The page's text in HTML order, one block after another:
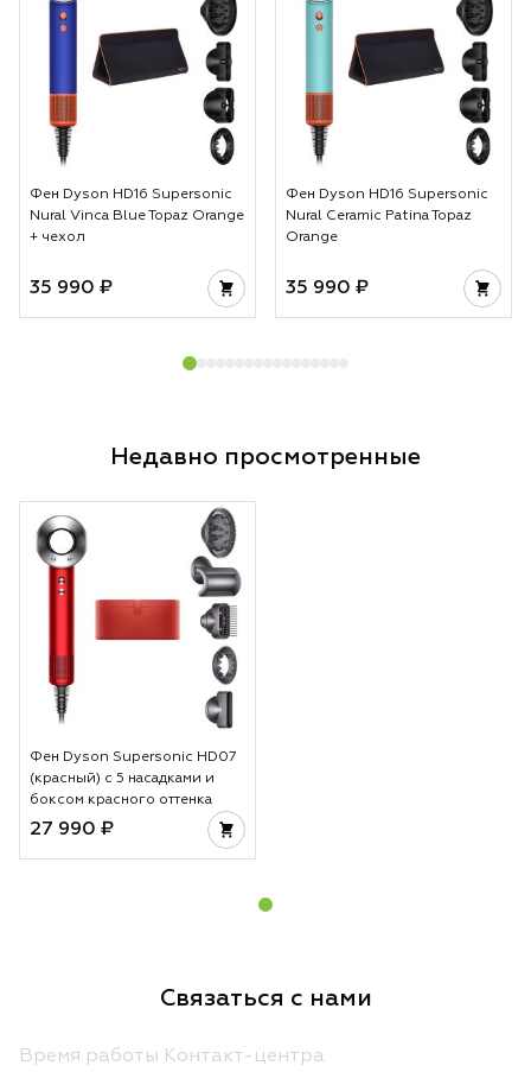
Фен Dyson HD16 Supersonic
Nural Vinca Blue Topaz Orange
+ чехол
35 990 ₽
Фен Dyson HD16 Supersonic
Nural Ceramic Patina Topaz
Orange
35 990 ₽
Недавно просмотренные
Фен Dyson Supersonic HD07
(красный) с 5 насадками и
боксом красного оттенка
27 990 ₽
Связаться с нами
Время работы Контакт-центра